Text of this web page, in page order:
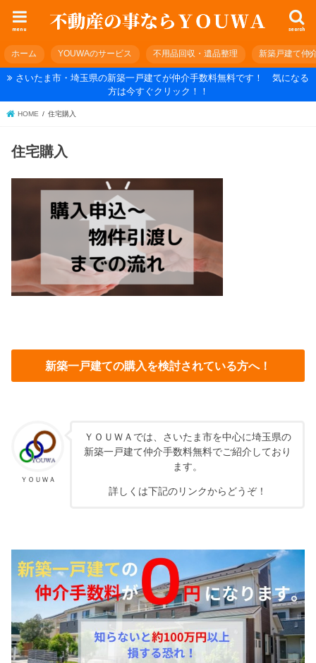
search
menu
ホーム YOUWAのサービス 不用品回収・遺品整理 新築戸建て仲
さいたま市・埼玉県の新築一戸建てが仲介手数料無料です！ 気になる
方は今すぐクリック！！
HOME 住宅購入
住宅購入
新築一戸建ての購入を検討されている方へ！
ＹＯＵＷＡ
ＹＯＵＷＡでは、さいたま市を中心に埼玉県の
新築一戸建て仲介手数料無料でご紹介しており
ます。
詳しくは下記のリンクからどうぞ！